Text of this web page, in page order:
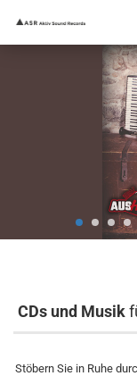
CDs und Musik
Stöbern Sie in Ruhe